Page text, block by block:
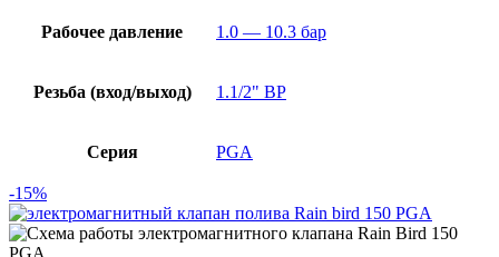
Рабочее давление 1.0 — 10.3 бар
Резьба (вход/выход) 1.1/2" ВР
Серия PGA
-15%